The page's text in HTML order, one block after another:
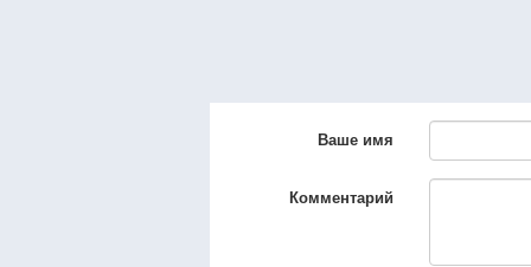
Ваше имя
Комментарий